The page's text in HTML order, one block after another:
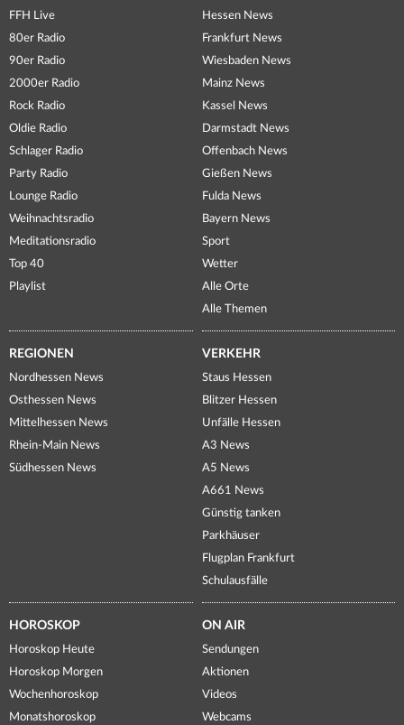
FFH Live
80er Radio
90er Radio
2000er Radio
Rock Radio
Oldie Radio
Schlager Radio
Party Radio
Lounge Radio
Weihnachtsradio
Meditationsradio
Top 40
Playlist
Hessen News
Frankfurt News
Wiesbaden News
Mainz News
Kassel News
Darmstadt News
Offenbach News
Gießen News
Fulda News
Bayern News
Sport
Wetter
Alle Orte
Alle Themen
REGIONEN
Nordhessen News
Osthessen News
Mittelhessen News
Rhein-Main News
Südhessen News
VERKEHR
Staus Hessen
Blitzer Hessen
Unfälle Hessen
A3 News
A5 News
A661 News
Günstig tanken
Parkhäuser
Flugplan Frankfurt
Schulausfälle
HOROSKOP
Horoskop Heute
Horoskop Morgen
Wochenhoroskop
Monatshoroskop
ON AIR
Sendungen
Aktionen
Videos
Webcams